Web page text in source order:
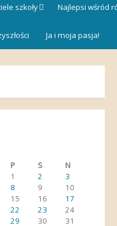
szkoły Najlepsi wśród
Ja i moja pasja!
P S
N
1
2
3
8 9
10
15 16
17
22 23
24
29 30 31